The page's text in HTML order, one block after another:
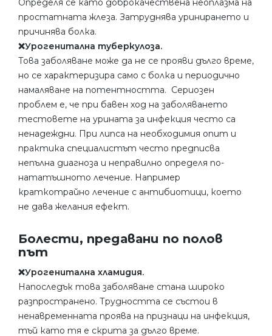
Определя се като доброкачествена неоплазма на
простатната жлеза. Затруднява уринирането и
причинява болка.
❌Урогенитална туберкулоза.
Това заболяване може да не се прояви дълго време,
но се характеризира само с болка и периодично
намаляване на потентността. Сериозен
проблем е, че при бавен ход на заболяването
тестовете на урината за инфекция често са
ненадеждни. При липса на необходимия опит и
практика специалистът често предписва
непълна диагноза и неправилно определя по-
нататъшното лечение. Например
краткотрайно лечение с антибиотици, което
не дава желания ефект.
Болести, предавани по полов
път
❌Урогенитална хламидия.
Напоследък това заболяване стана широко
разпространено. Трудността се състои в
ненавременната проява на признаци на инфекция,
тъй като тя е скрита за дълго време.